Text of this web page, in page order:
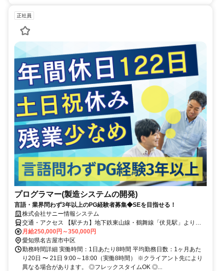
正社員
プログラマー(製造システムの開発)
言語・業界問わず3年以上のPG経験者募集◆SEを目指せる！
株式会社サニー情報システム
交通・アクセス 【駅チカ】地下鉄東山線・鶴舞線「伏見駅」より徒
歩約5分
月給250,000円～350,000円
愛知県名古屋市中区
勤務時間詳細 実働時間：1日あたり8時間 平均勤務日数：1ヶ月あた
り20日 〜 21日 9:00～18:00（実働8時間） ※クライアント先により
異なる場合があります。 ◎フレックスタイムOK ◎...